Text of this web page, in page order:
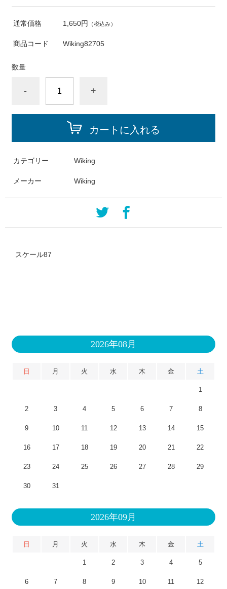
通常価格 1,650円 （税込み）
商品コード Wiking82705
数量
- +
カートに入れる
カテゴリー Wiking
メーカー Wiking
スケール87
2026年08月
日 月 火 水 木 金 土
1
2 3 4 5 6 7 8
9 10 11 12 13 14 15
16 17 18 19 20 21 22
23 24 25 26 27 28 29
30 31
2026年09月
日 月 火 水 木 金 土
1 2 3 4 5
6 7 8 9 10 11 12